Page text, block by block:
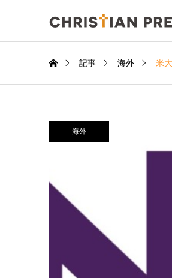
記事 海外 米
海外